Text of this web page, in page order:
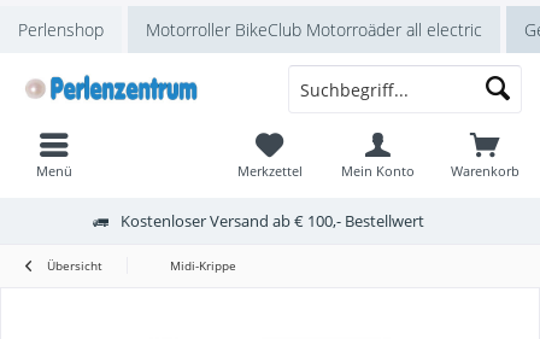
Perlenshop Motorroller BikeClub Motorroäder all electric
Kostenloser Versand ab € 100,- Bestellwert
Warenkorb
Merkzettel Mein Konto
Menü
Übersicht Midi-Krippe